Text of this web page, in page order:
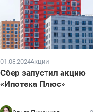
01.08.2024Акции
Сбер запустил акцию
«Ипотека Плюс»